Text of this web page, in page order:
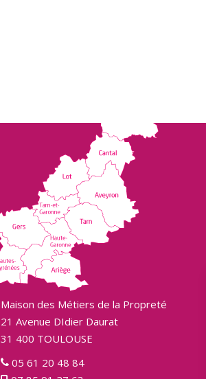
Maison des Métiers de la Propreté
21 Avenue DIdier Daurat
31 400 TOULOUSE
05 61 20 48 84